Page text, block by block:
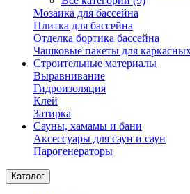
Мозаика для бассейна
Плитка для бассейна
Отделка бортика бассейна
Чашковые пакеты для
Строительные материалы
Выравнивание
Гидроизоляция
Клей
Затирка
Сауны, хамамы и бани
Аксессуары для саун и саун
Парогенераторы
Каталог